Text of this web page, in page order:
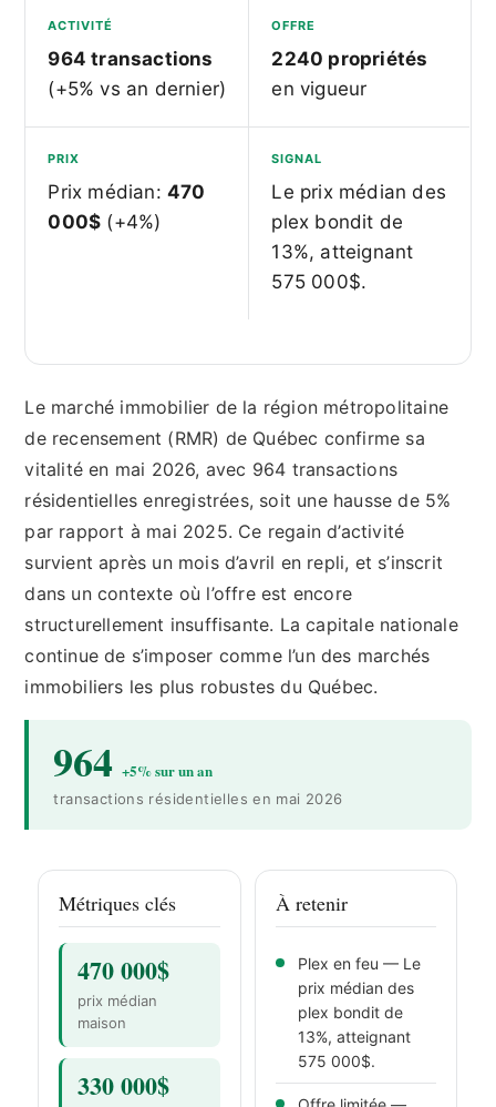
ACTIVITÉ
964 transactions
(+5% vs an dernier)
OFFRE
2240 propriétés
en vigueur
PRIX
Prix médian:470
000$ (+4%)
SIGNAL
Le prix médian des
plex bondit de
13%, atteignant
575 000$.
Le marché immobilier de la région métropolitaine
de recensement (RMR) de Québec confirme sa
vitalité en mai 2026, avec 964 transactions
résidentielles enregistrées, soit une hausse de 5%
par rapport à mai 2025. Ce regain d’activité
survient après un mois d’avril en repli, et s’inscrit
dans un contexte où l’offre est encore
structurellement insuffisante. La capitale nationale
continue de s’imposer comme l’un des marchés
immobiliers les plus robustes du Québec.
964 +5% sur un an
transactions résidentielles en mai 2026
Métriques clés
470 000$
prix médian
maison
330 000$
À retenir
Plex en feu — Le
prix médian des
plex bondit de
13%, atteignant
575 000$.